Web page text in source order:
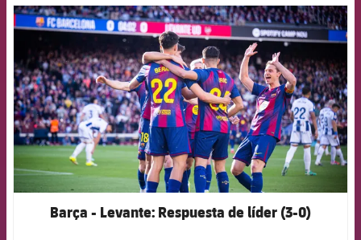
FCB Barcelona badge
Barça - Levante: Respuesta de líder (3-0)